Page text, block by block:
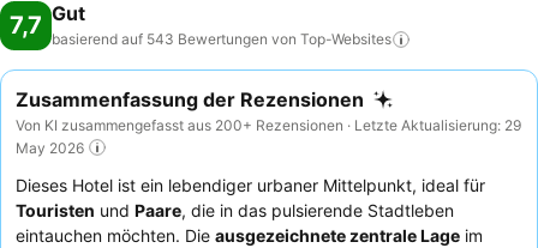
7,7 Gut
basierend auf 543 Bewertungen von Top-Websites
Zusammenfassung der Rezensionen
Von KI zusammengefasst aus 200+ Rezensionen · Letzte Aktualisierung: 29
May 2026
Dieses Hotel ist ein lebendiger urbaner Mittelpunkt, ideal für
Touristen und Paare, die in das pulsierende Stadtleben
eintauchen möchten. Die ausgezeichnete zentrale Lage im